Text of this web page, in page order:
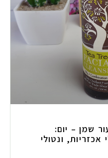
שמן – יום:
ונטולי